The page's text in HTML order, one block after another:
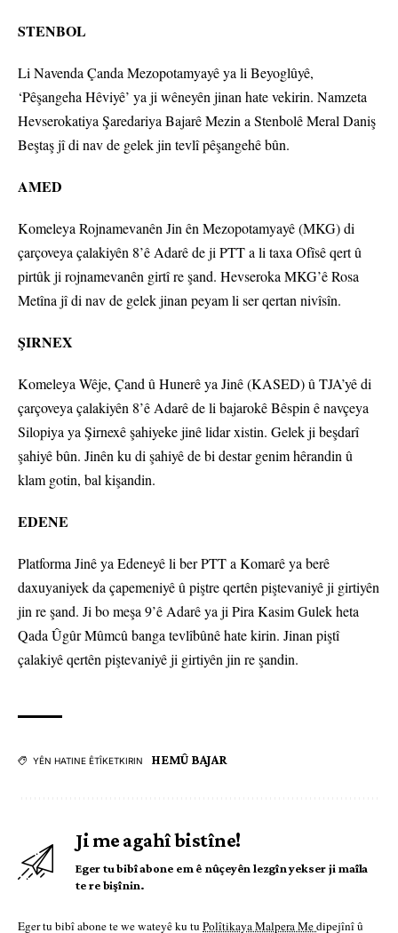
STENBOL
Li Navenda Çanda Mezopotamyayê ya li Beyoglûyê,
‘Pêşangeha Hêviyê’ ya ji wêneyên jinan hate vekirin. Namzeta
Hevserokatiya Şaredariya Bajarê Mezin a Stenbolê Meral Daniş
Beştaş jî di nav de gelek jin tevlî pêşangehê bûn.
AMED
Komeleya Rojnamevanên Jin ên Mezopotamyayê (MKG) di
çarçoveya çalakiyên 8’ê Adarê de ji PTT a li taxa Ofîsê qert û
pirtûk ji rojnamevanên girtî re şand. Hevseroka MKG’ê Rosa
Metîna jî di nav de gelek jinan peyam li ser qertan nivîsîn.
ŞIRNEX
Komeleya Wêje, Çand û Hunerê ya Jinê (KASED) û TJA’yê di
çarçoveya çalakiyên 8’ê Adarê de li bajarokê Bêspin ê navçeya
Silopiya ya Şirnexê şahiyeke jinê lidar xistin. Gelek ji beşdarî
şahiyê bûn. Jinên ku di şahiyê de bi destar genim hêrandin û
klam gotin, bal kişandin.
EDENE
Platforma Jinê ya Edeneyê li ber PTT a Komarê ya berê
daxuyaniyek da çapemeniyê û piştre qertên piştevaniyê ji girtiyên
jin re şand. Ji bo meşa 9’ê Adarê ya ji Pira Kasim Gulek heta
Qada Ûgûr Mûmcû banga tevlîbûnê hate kirin. Jinan piştî
çalakiyê qertên piştevaniyê ji girtiyên jin re şandin.
YÊN HATINE ÊTÎKETKIRIN HEMÛ BAJAR
Ji me agahî bistîne!
Eger tu bibî abone em ê nûçeyên lezgîn yekser ji maîla
te re bişînin.
Eger tu bibî abone te we wateyê ku tu Polîtikaya Malpera Medipejînî û